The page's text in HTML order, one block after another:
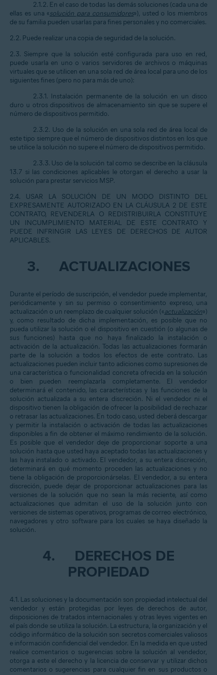
2.1.2. En el caso de todas las demás soluciones (cada una de
ellas es una «solución para consumidores»), usted o los miembros
de su familia pueden usarlas para fines personales y no comerciales.
2.2. Puede realizar una copia de seguridad de la solución.
2.3. Siempre que la solución esté configurada para uso en red,
puede usarla en uno o varios servidores de archivos o máquinas
virtuales que se utilicen en una sola red de área local para uno de los
siguientes fines (pero no para más de uno):
2.3.1. Instalación permanente de la solución en un disco
duro u otros dispositivos de almacenamiento sin que se supere el
número de dispositivos permitido.
2.3.2. Uso de la solución en una sola red de área local de
este tipo siempre que el número de dispositivos distintos en los que
se utilice la solución no supere el número de dispositivos permitido.
2.3.3. Uso de la solución tal como se describe en la cláusula
13.7 si las condiciones aplicables le otorgan el derecho a usar la
solución para prestar servicios MSP.
2.4. USAR LA SOLUCIÓN DE UN MODO DISTINTO DEL
EXPRESAMENTE AUTORIZADO EN LA CLÁUSULA 2 DE ESTE
CONTRATO, REVENDERLA O REDISTRIBUIRLA CONSTITUYE
UN INCUMPLIMIENTO MATERIAL DE ESTE CONTRATO Y
PUEDE INFRINGIR LAS LEYES DE DERECHOS DE AUTOR
APLICABLES.
3. ACTUALIZACIONES
Durante el período de suscripción, el vendedor puede implementar,
periódicamente y sin su permiso o consentimiento expreso, una
actualización o un reemplazo de cualquier solución («actualización»)
y, como resultado de dicha implementación, es posible que no
pueda utilizar la solución o el dispositivo en cuestión (o algunas de
sus funciones) hasta que no haya finalizado la instalación o
activación de la actualización. Todas las actualizaciones formarán
parte de la solución a todos los efectos de este contrato. Las
actualizaciones pueden incluir tanto adiciones como supresiones de
una característica o funcionalidad concreta ofrecida en la solución
o bien pueden reemplazarla completamente. El vendedor
determinará el contenido, las características y las funciones de la
solución actualizada a su entera discreción. Ni el vendedor ni el
dispositivo tienen la obligación de ofrecer la posibilidad de rechazar
o retrasar las actualizaciones. En todo caso, usted deberá descargar
y permitir la instalación o activación de todas las actualizaciones
disponibles a fin de obtener el máximo rendimiento de la solución.
Es posible que el vendedor deje de proporcionar soporte a una
solución hasta que usted haya aceptado todas las actualizaciones y
las haya instalado o activado. El vendedor, a su entera discreción,
determinará en qué momento proceden las actualizaciones y no
tiene la obligación de proporcionárselas. El vendedor, a su entera
discreción, puede dejar de proporcionar actualizaciones para las
versiones de la solución que no sean la más reciente, así como
actualizaciones que admitan el uso de la solución junto con
versiones de sistemas operativos, programas de correo electrónico,
navegadores y otro software para los cuales se haya diseñado la
solución.
4.
DERECHOS DE
PROPIEDAD
4.1. Las soluciones y la documentación son propiedad intelectual del
vendedor y están protegidas por leyes de derechos de autor,
disposiciones de tratados internacionales y otras leyes vigentes en
el país donde se utiliza la solución. La estructura, la organización y el
código informático de la solución son secretos comerciales valiosos
e información confidencial del vendedor. En la medida en que usted
realice comentarios o sugerencias sobre la solución al vendedor,
otorga a este el derecho y la licencia de conservar y utilizar dichos
comentarios o sugerencias para cualquier fin en sus productos o